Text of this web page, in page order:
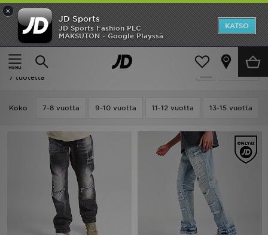
×
JD Sports
JD Sports Fashion PLC
MAKSUTON - Google Playssä
KATSO
Etusivu
Lapset
Suodata
Lapset - Farkut
7 tuotetta
Koko 7-8 vuotta 9-10 vuotta 11-12 vuotta 13-15 vuotta
Etusivu
Ale
Uutuudet
Tuotemerkit